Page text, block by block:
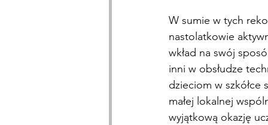
W sumie w tych
nastolatkowie
wkład na swój
inni w obsłudze
dzieciom w
małej lokalnej
wyjątkową okazję